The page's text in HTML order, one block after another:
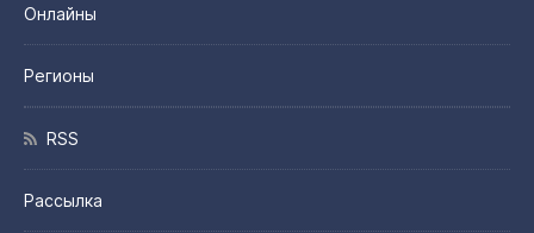
Онлайны
Регионы
RSS
Рассылка